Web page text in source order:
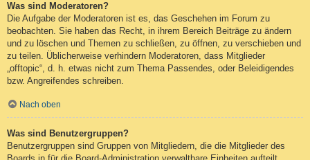
Was sind Moderatoren?
Die Aufgabe der Moderatoren ist es, das Geschehen im Forum zu
beobachten. Sie haben das Recht, in ihrem Bereich Beiträge zu ändern
und zu löschen und Themen zu schließen, zu öffnen, zu verschieben und
zu teilen. Üblicherweise verhindern Moderatoren, dass Mitglieder
„offtopic“, d. h. etwas nicht zum Thema Passendes, oder Beleidigendes
bzw. Angreifendes schreiben.
Nach oben
Was sind Benutzergruppen?
Benutzergruppen sind Gruppen von Mitgliedern, die die Mitglieder des